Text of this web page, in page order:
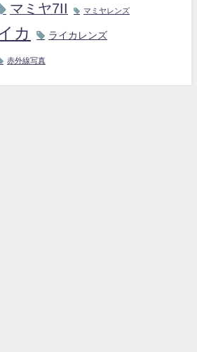
マミヤ7II マミヤレンズ
カ ライカレンズ
赤外線写真